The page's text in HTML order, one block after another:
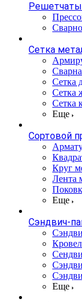
Сетка
Сетка
Сетка
Сетка
Еще
Сортовой
Круг
Лента
Еще
Сэндвич-
Еще